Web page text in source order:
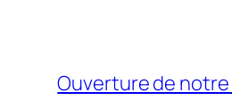
Ouverture de